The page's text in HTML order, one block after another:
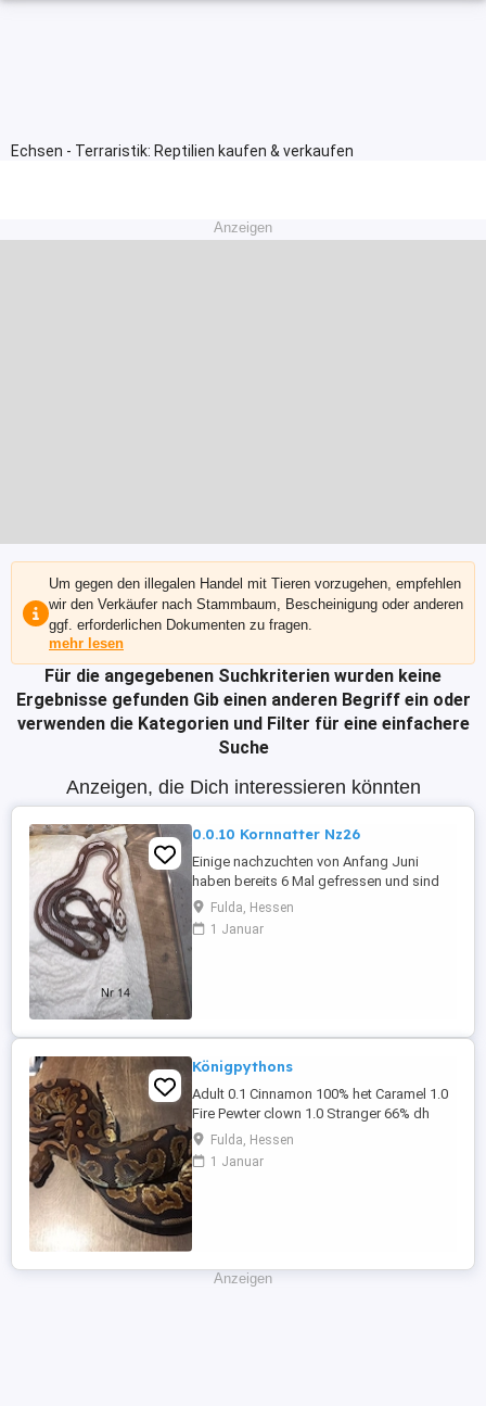
Echsen - Terraristik: Reptilien kaufen & verkaufen
Anzeigen
Um gegen den illegalen Handel mit Tieren vorzugehen, empfehlen
wir den Verkäufer nach Stammbaum, Bescheinigung oder anderen
ggf. erforderlichen Dokumenten zu fragen.
mehr lesen
Für die angegebenen Suchkriterien wurden keine
Ergebnisse gefunden Gib einen anderen Begriff ein oder
verwenden die Kategorien und Filter für eine einfachere
Suche
Anzeigen, die Dich interessieren könnten
0.0.10 Kornnatter Nz26
Einige nachzuchten von Anfang Juni
haben bereits 6 Mal gefressen und sind
abgabebereit. Geschlechter sind noch
nicht bei allen bestimmt. Verpaarung Coral
Anery Tessera Stripe x Ghost Pewter
Fulda, Hessen
1 Januar
Königpythons
Adult 0.1 Cinnamon 100% het Caramel 1.0
Fire Pewter clown 1.0 Stranger 66% dh
Clown, Monsoon Subadult 0.1 Enchi Fire
Pinstripe 1.0 Pastel Banana Clown 100%
het pied female maker Alle Papiere und
Fulda, Hessen
1 Januar
Anzeigen